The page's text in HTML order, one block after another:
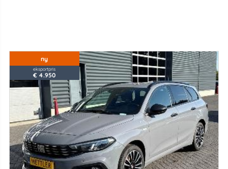
ny
eksportpris
€ 4.950